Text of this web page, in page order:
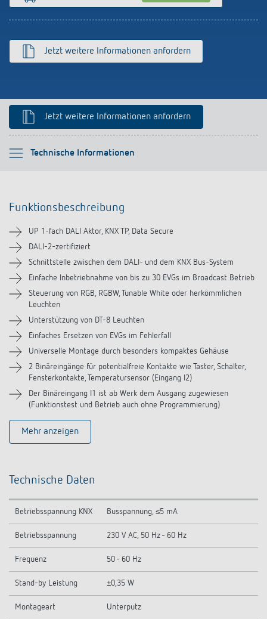
Anfahrt
Jetzt weitere Informationen anfordern
Jetzt weitere Informationen anfordern
Technische Informationen
Bitte auswählen
Technische Informationen
Downloads
Zubehör
Funktionsbeschreibung
UP 1-fach DALI Aktor, KNX TP, Data Secure
DALI-2-zertifiziert
Schnittstelle zwischen dem DALI- und dem KNX Bus-System
Einfache Inbetriebnahme von bis zu 30 EVGs im Broadcast Betrieb
Steuerung von RGB, RGBW, Tunable White oder herkömmlichen
Leuchten
Unterstützung von DT-8 Leuchten
Einfaches Ersetzen von EVGs im Fehlerfall
Universelle Montage durch besonders kompaktes Gehäuse
2 Binäreingänge für potentialfreie Kontakte wie Taster, Schalter,
Fensterkontakte, Temperatursensor (Eingang I2)
Der Binäreingang I1 ist ab Werk dem Ausgang zugewiesen
(Funktionstest und Betrieb auch ohne Programmierung)
Mehr anzeigen
Technische Daten
Betriebsspannung KNX Busspannung, ≤5 mA
Betriebsspannung 230 V AC, 50 Hz - 60 Hz
Frequenz 50 - 60 Hz
Stand-by Leistung ±0,35 W
Montageart Unterputz